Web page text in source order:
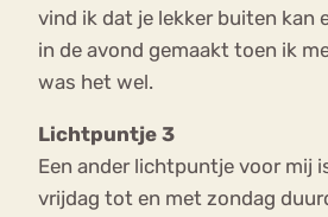
vind ik dat je lekker buiten kan
in de avond gemaakt toen ik
was het wel.
Lichtpuntje 3
Een ander lichtpuntje voor mij
vrijdag tot en met zondag